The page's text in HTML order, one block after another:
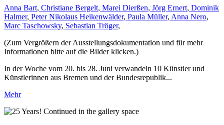
Anna Bart, Christiane Bergelt, Marei Dierßen, Jörg Ernert, Dominik
Halmer, Peter Nikolaus Heikenwälder, Paula Müller, Anna Nero,
Marc Taschowsky, Sebastian Tröger,
(Zum Vergrößern der Ausstellungsdokumentation und für mehr
Informationen bitte auf die Bilder klicken.)
In der Woche vom 20. bis 28. Juni verwandeln 10 Künstler und
Künstlerinnen aus Bremen und der Bundesrepublik...
Mehr